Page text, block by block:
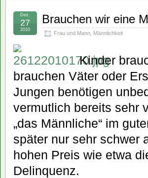
Brauchen wir eine
Frau und Mann Männlichkeit
Dez.
27
2010
Kinder
brauchen Väter oder
Jungen benötigen
vermutlich bereits sehr
„das Männliche“ im
später nur sehr schwer
hohen Preis wie etwa
Delinquenz.